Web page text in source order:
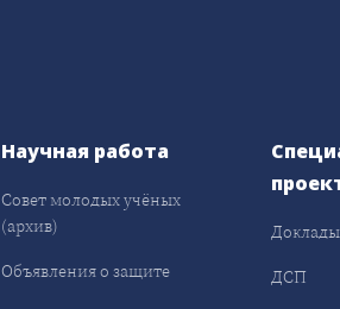
Научная работа
Совет молодых учёных
(архив)
Объявления о защите
Доклады
ДСП